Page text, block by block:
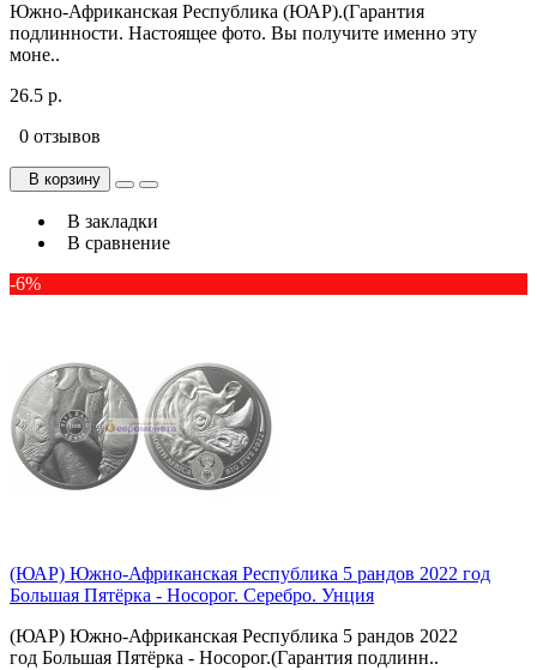
Южно-Африканская Республика (ЮАР).(Гарантия
подлинности. Настоящее фото. Вы получите именно эту
моне..
26.5 р.
0 отзывов
В корзину
В закладки
В сравнение
-6%
(ЮАР) Южно-Африканская Республика 5 рандов 2022 год
Большая Пятёрка - Носорог. Серебро. Унция
(ЮАР) Южно-Африканская Республика 5 рандов 2022
год Большая Пятёрка - Носорог.(Гарантия подлинн..